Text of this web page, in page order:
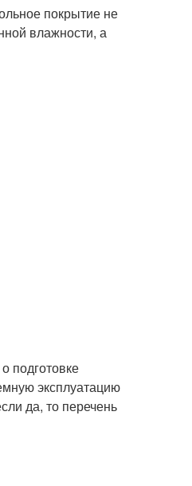
покрытие не
влажности, а
подготовке
эксплуатацию
да, то перечень